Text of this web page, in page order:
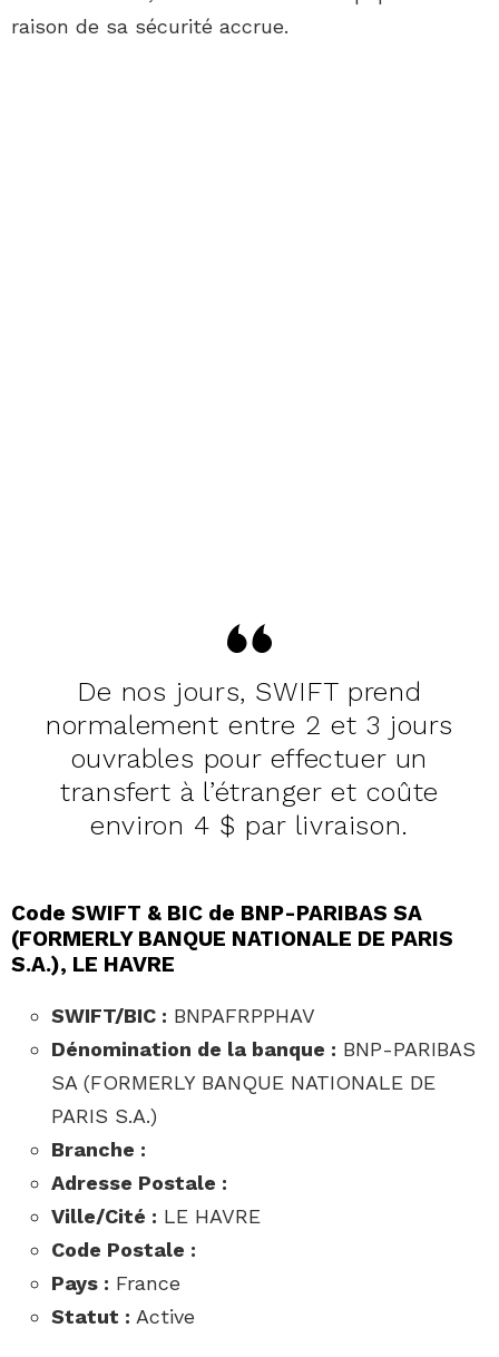
raison de sa sécurité accrue.
De nos jours, SWIFT prend
normalement entre 2 et 3 jours
ouvrables pour effectuer un
transfert à l’étranger et coûte
environ 4 $ par livraison.
Code SWIFT & BIC de BNP-PARIBAS SA
(FORMERLY BANQUE NATIONALE DE PARIS
S.A.), LE HAVRE
SWIFT/BIC : BNPAFRPPHAV
Dénomination de la banque : BNP-PARIBAS
SA (FORMERLY BANQUE NATIONALE DE
PARIS S.A.)
Branche :
Adresse Postale :
Ville/Cité : LE HAVRE
Code Postale :
Pays : France
Statut : Active